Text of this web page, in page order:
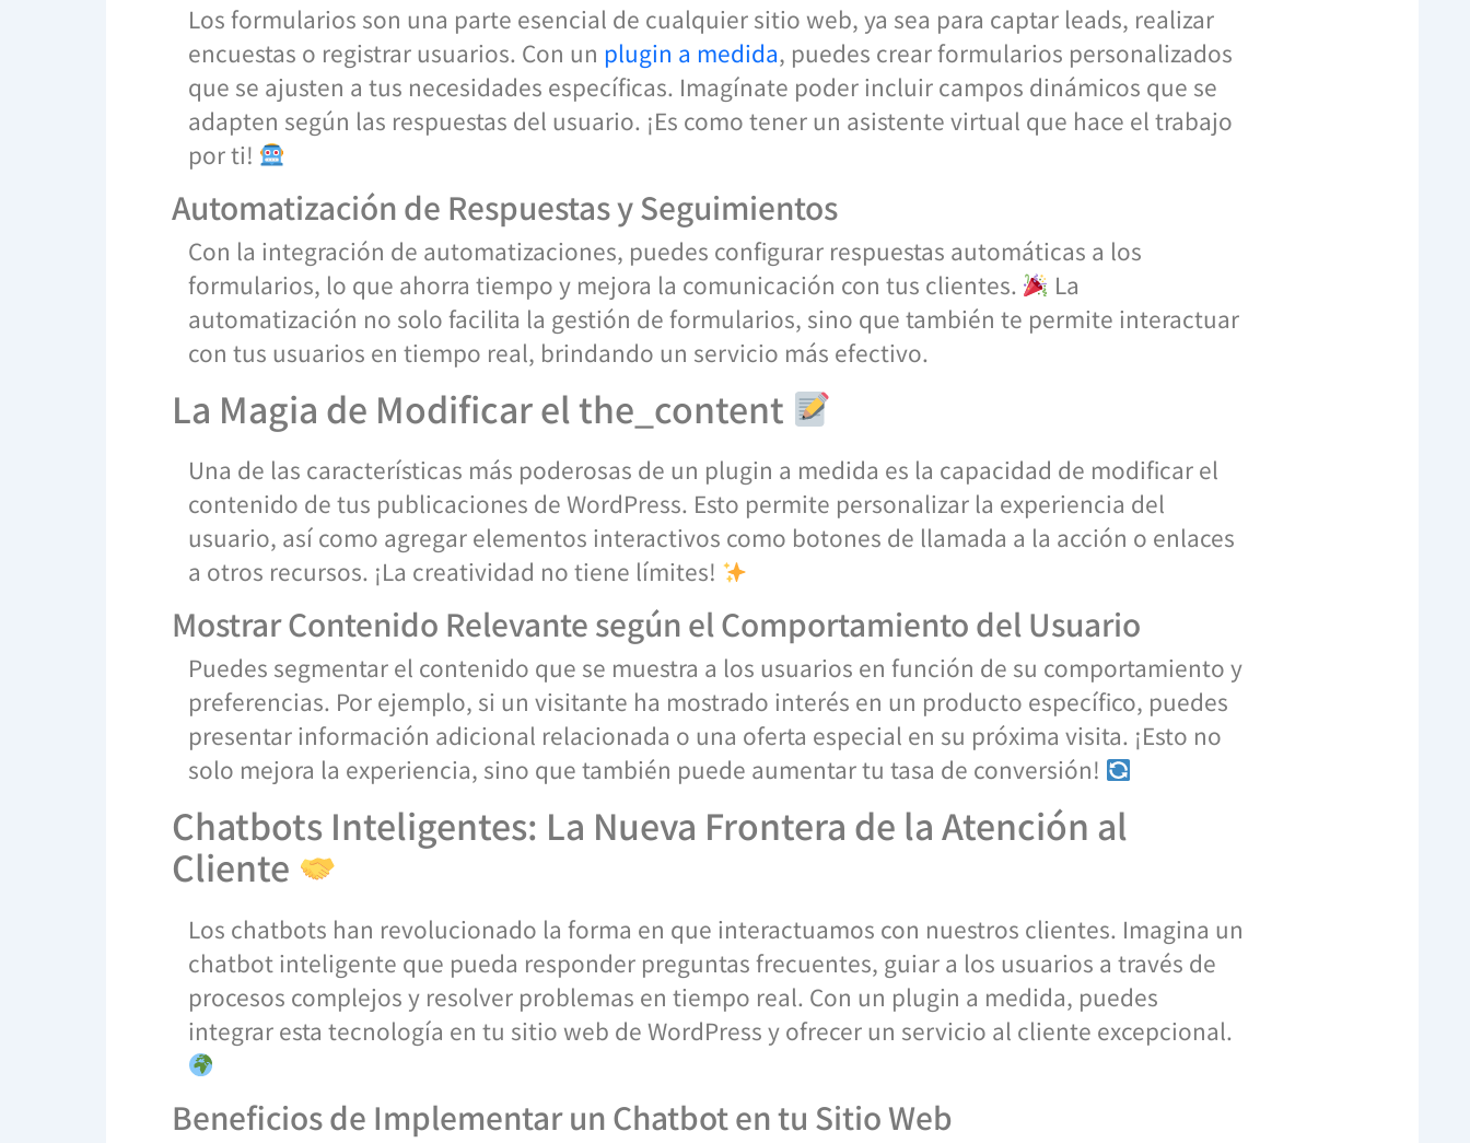
Los formularios son una parte esencial de cualquier sitio web, ya sea para captar leads, realizar
encuestas o registrar usuarios. Con un plugin a medida, puedes crear formularios personalizados
que se ajusten a tus necesidades específicas. Imagínate poder incluir campos dinámicos que se
adapten según las respuestas del usuario. ¡Es como tener un asistente virtual que hace el trabajo
por ti!
Automatización de Respuestas y Seguimientos
Con la integración de automatizaciones, puedes configurar respuestas automáticas a los
formularios, lo que ahorra tiempo y mejora la comunicación con tus clientes.
La
automatización no solo facilita la gestión de formularios, sino que también te permite interactuar
con tus usuarios en tiempo real, brindando un servicio más efectivo.
La Magia de Modificar el the_content
Una de las características más poderosas de un plugin a medida es la capacidad de modificar el
contenido de tus publicaciones de WordPress. Esto permite personalizar la experiencia del
usuario, así como agregar elementos interactivos como botones de llamada a la acción o enlaces
a otros recursos. ¡La creatividad no tiene límites!
Mostrar Contenido Relevante según el Comportamiento del Usuario
Puedes segmentar el contenido que se muestra a los usuarios en función de su comportamiento y
preferencias. Por ejemplo, si un visitante ha mostrado interés en un producto específico, puedes
presentar información adicional relacionada o una oferta especial en su próxima visita. ¡Esto no
solo mejora la experiencia, sino que también puede aumentar tu tasa de conversión!
Chatbots Inteligentes: La Nueva Frontera de la Atención al
Cliente
Los chatbots han revolucionado la forma en que interactuamos con nuestros clientes. Imagina un
chatbot inteligente que pueda responder preguntas frecuentes, guiar a los usuarios a través de
procesos complejos y resolver problemas en tiempo real. Con un plugin a medida, puedes
integrar esta tecnología en tu sitio web de WordPress y ofrecer un servicio al cliente excepcional.
Beneficios de Implementar un Chatbot en tu Sitio Web